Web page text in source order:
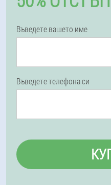
Въведете вашето име
Въведете телефона си